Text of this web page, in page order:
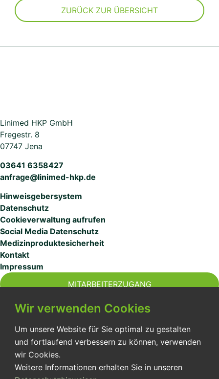
ZURÜCK ZUR ÜBERSICHT
Linimed HKP GmbH
Fregestr. 8
07747 Jena
03641 6358427
anfrage@linimed-hkp.de
Hinweisgebersystem
Datenschutz
Cookieverwaltung aufrufen
Social Media Datenschutz
Medizinproduktesicherheit
Kontakt
Impressum
MITARBEITERZUGANG
Seit über 30 Jahren sichern wir für unsere Patient:innen
eine qualitativ hochwertige Versorgung in der ambulanten
Pflege und im betreuten Wohnen.
Wir verwenden Cookies
Um unsere Website für Sie optimal zu gestalten
und fortlaufend verbessern zu können, verwenden
wir Cookies.
Weitere Informationen erhalten Sie in unseren